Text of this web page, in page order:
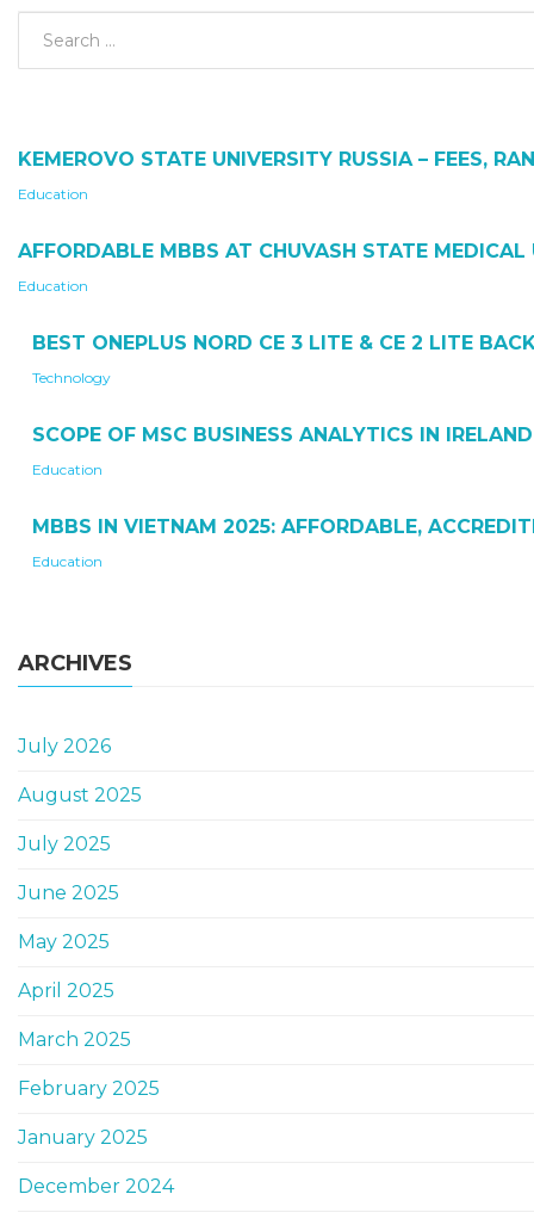
KEMEROVO STATE UNIVERSITY RUSSIA – FEES,
Education
AFFORDABLE MBBS AT CHUVASH STATE
Education
BEST ONEPLUS NORD CE 3 LITE & CE 2 LITE
Technology
SCOPE OF MSC BUSINESS ANALYTICS IN IRELAND
Education
MBBS IN VIETNAM 2025: AFFORDABLE,
Education
ARCHIVES
July 2026
August 2025
July 2025
June 2025
May 2025
April 2025
March 2025
February 2025
January 2025
December 2024